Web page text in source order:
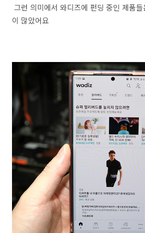
그런 의미에서 와디즈에 펀딩 중인 제품
이 많았어요